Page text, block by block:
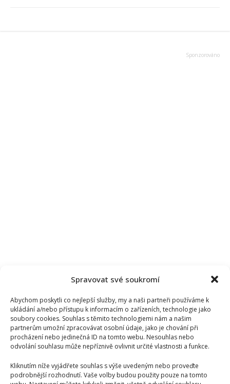
Spravovat své soukromí
Abychom poskytli co nejlepší služby, my a naši partneři používáme k
ukládání a/nebo přístupu k informacím o zařízeních, technologie jako
soubory cookies. Souhlas s těmito technologiemi nám a našim
partnerům umožní zpracovávat osobní údaje, jako je chování při
procházení nebo jedinečná ID na tomto webu. Nesouhlas nebo
odvolání souhlasu může nepříznivě ovlivnit určité vlastnosti a funkce.
Kliknutím níže vyjádřete souhlas s výše uvedeným nebo proveďte
podrobnější rozhodnutí. Vaše volby budou použity pouze na tomto